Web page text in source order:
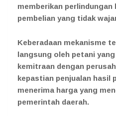
memberikan
pembelian yang tidak
Keberadaan mekanisme
langsung oleh petani
kemitraan dengan
kepastian penjualan hasil
menerima harga yang
pemerintah daerah.